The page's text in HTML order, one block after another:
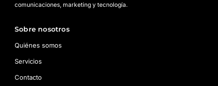
comunicaciones, marketing y tecnología.
Sobre nosotros
Quiénes somos
Servicios
Contacto